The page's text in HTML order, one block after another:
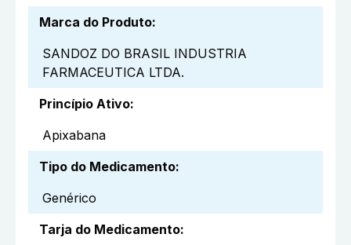
Marca do Produto:
SANDOZ DO BRASIL INDUSTRIA
FARMACEUTICA LTDA.
Princípio Ativo:
Apixabana
Tipo do Medicamento:
Genérico
Tarja do Medicamento: